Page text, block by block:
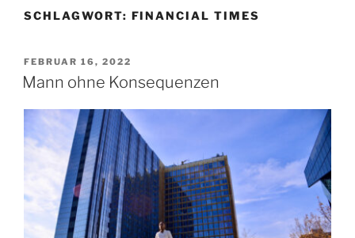
SCHLAGWORT: FINANCIAL TIMES
VERÖFFENTLICHT
AM
FEBRUAR 16, 2022
Mann ohne Konsequenzen